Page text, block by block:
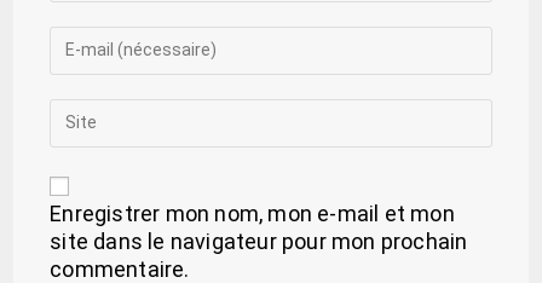
Enregistrer mon nom, mon e-mail et mon
site dans le navigateur pour mon prochain
commentaire.